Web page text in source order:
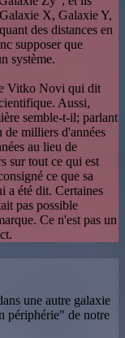
X, Galaxie Y,
des distances en
supposer que
système.
Vitko Novi qui dit
Aussi,
semble-t-il; parlant
de milliers d'années
au lieu de
sur tout ce qui est
ce que sa
a été dit. Certaines
pas possible
Ce n'est pas un
une autre galaxie
périphérie" de notre